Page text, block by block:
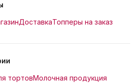
ДоставкаТопперы на заказ
тортовМолочная продукция